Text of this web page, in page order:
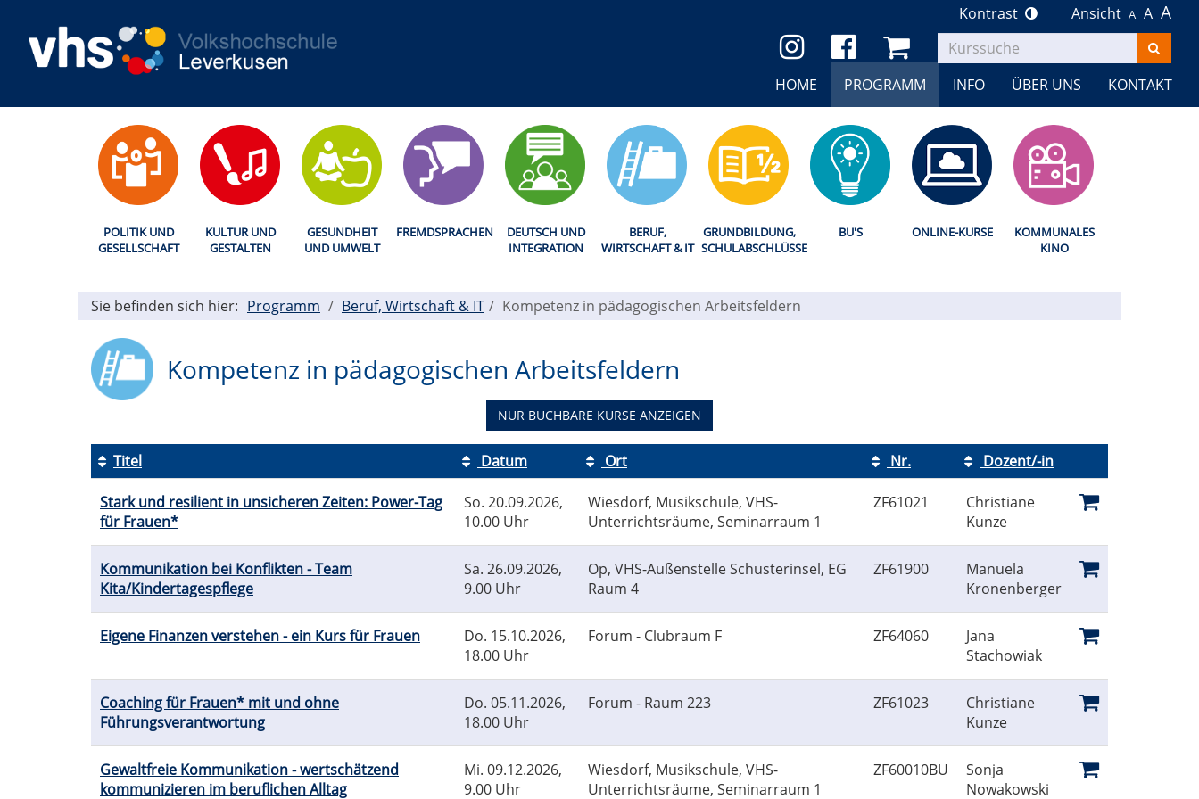
Kontrast Ansicht A A A
Kurse
suchen
HOME
PROGRAMM INFO ÜBER UNS KONTAKT
POLITIK UND
GESELLSCHAFT
KULTUR UND
GESTALTEN
GESUNDHEIT
UND UMWELT
FREMDSPRACHEN
DEUTSCH UND
INTEGRATION
BERUF,
WIRTSCHAFT & IT
GRUNDBILDUNG,
SCHULABSCHLÜSSE
BU'S ONLINE-KURSE
KOMMUNALES
KINO
Sie befinden sich hier: Programm Beruf, Wirtschaft & IT Kompetenz in pädagogischen Arbeitsfeldern
Kompetenz in pädagogischen Arbeitsfeldern
NUR BUCHBARE KURSE ANZEIGEN
Tabellenüberschriften
können
sortiert
werden.
Titel Datum Ort Nr.
Dozent/-in
Kursstatus
Stark und resilient in unsicheren Zeiten: Power-Tag
für Frauen*
So. 20.09.2026,
10.00 Uhr
Wiesdorf, Musikschule, VHS-
Unterrichtsräume, Seminarraum 1
ZF61021
Christiane
Kunze
Kommunikation bei Konflikten - Team
Kita/Kindertagespflege
Sa. 26.09.2026,
9.00 Uhr
Op, VHS-Außenstelle Schusterinsel, EG
Raum 4
ZF61900
Manuela
Kronenberger
Eigene Finanzen verstehen - ein Kurs für Frauen Do. 15.10.2026,
18.00 Uhr
Forum - Clubraum F ZF64060
Jana
Stachowiak
Coaching für Frauen* mit und ohne
Führungsverantwortung
Do. 05.11.2026,
18.00 Uhr
Forum - Raum 223 ZF61023
Christiane
Kunze
Gewaltfreie Kommunikation - wertschätzend
kommunizieren im beruflichen Alltag
Mi. 09.12.2026,
9.00 Uhr
Wiesdorf, Musikschule, VHS-
Unterrichtsräume, Seminarraum 1
ZF60010BU
Sonja
Nowakowski